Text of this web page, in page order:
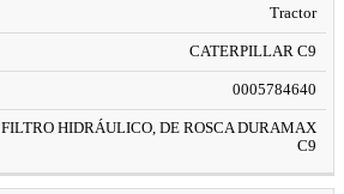
Tractor
CATERPILLAR C9
0005784640
FILTRO HIDRÁULICO, DE ROSCA DURAMAX
C9